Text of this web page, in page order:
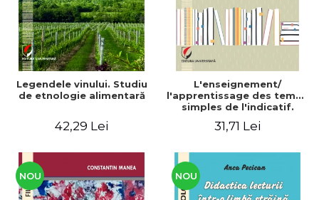
Legendele vinului. Studiu
de etnologie alimentară
42,29 Lei
L'enseignement/
l'apprentissage des temps
simples de l'indicatif.
31,71 Lei
NOU NOU